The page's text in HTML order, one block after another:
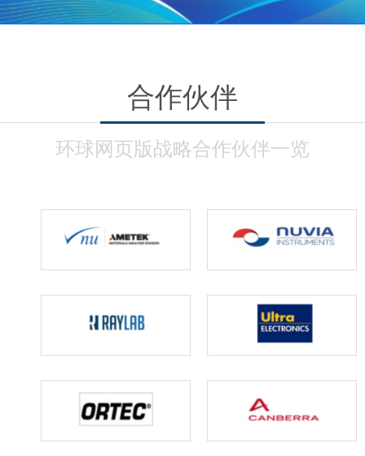
合作伙伴
环球网页版战略合作伙伴一览